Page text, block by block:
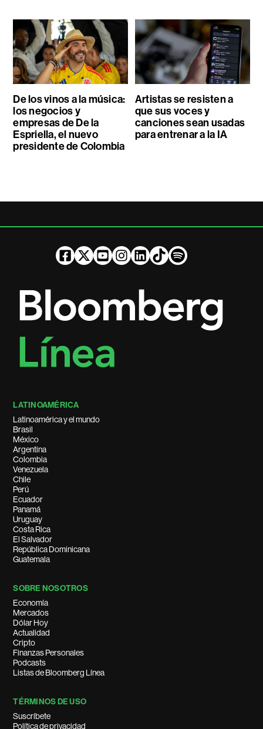
De los vinos a la música:
los negocios y
empresas de De la
Espriella, el nuevo
presidente de Colombia
Artistas se resisten a
que sus voces y
canciones sean usadas
para entrenar a la IA
LATINOAMÉRICA
Latinoamérica y el mundo
Brasil
México
Argentina
Colombia
Venezuela
Chile
Perú
Ecuador
Panamá
Uruguay
Costa Rica
El Salvador
República Dominicana
Guatemala
SOBRE NOSOTROS
Economía
Mercados
Dólar Hoy
Actualidad
Cripto
Finanzas Personales
Podcasts
Listas de Bloomberg Línea
TÉRMINOS DE USO
Suscríbete
Política de privacidad